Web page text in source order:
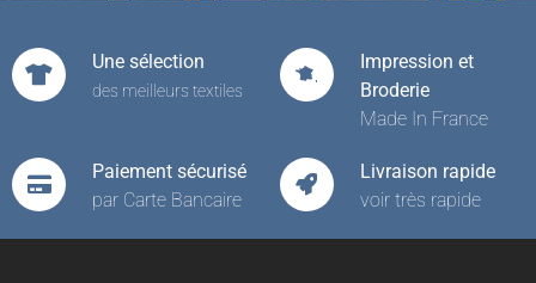
Une sélection
des meilleurs textiles
Impression et
Broderie
Made In France
Paiement sécurisé
par Carte Bancaire
Livraison rapide
voir très rapide